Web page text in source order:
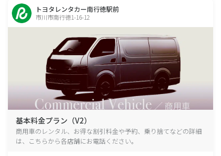
トヨタレンタカー南行徳駅前
市川市南行徳1-16-12
基本料金プラン（V2）
商用車のレンタル、お得な割引料金や予約、乗り捨てなどの詳細
は、こちらから各店舗にお電話ください。